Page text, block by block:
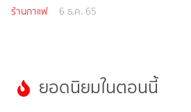
ร้านกาแฟ 6 ธ.ค. 65
ยอดนิยมในตอนนี้